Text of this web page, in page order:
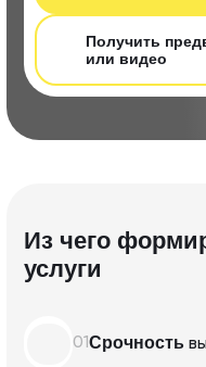
Получить
или видео
Из чего
услуги
01Срочность